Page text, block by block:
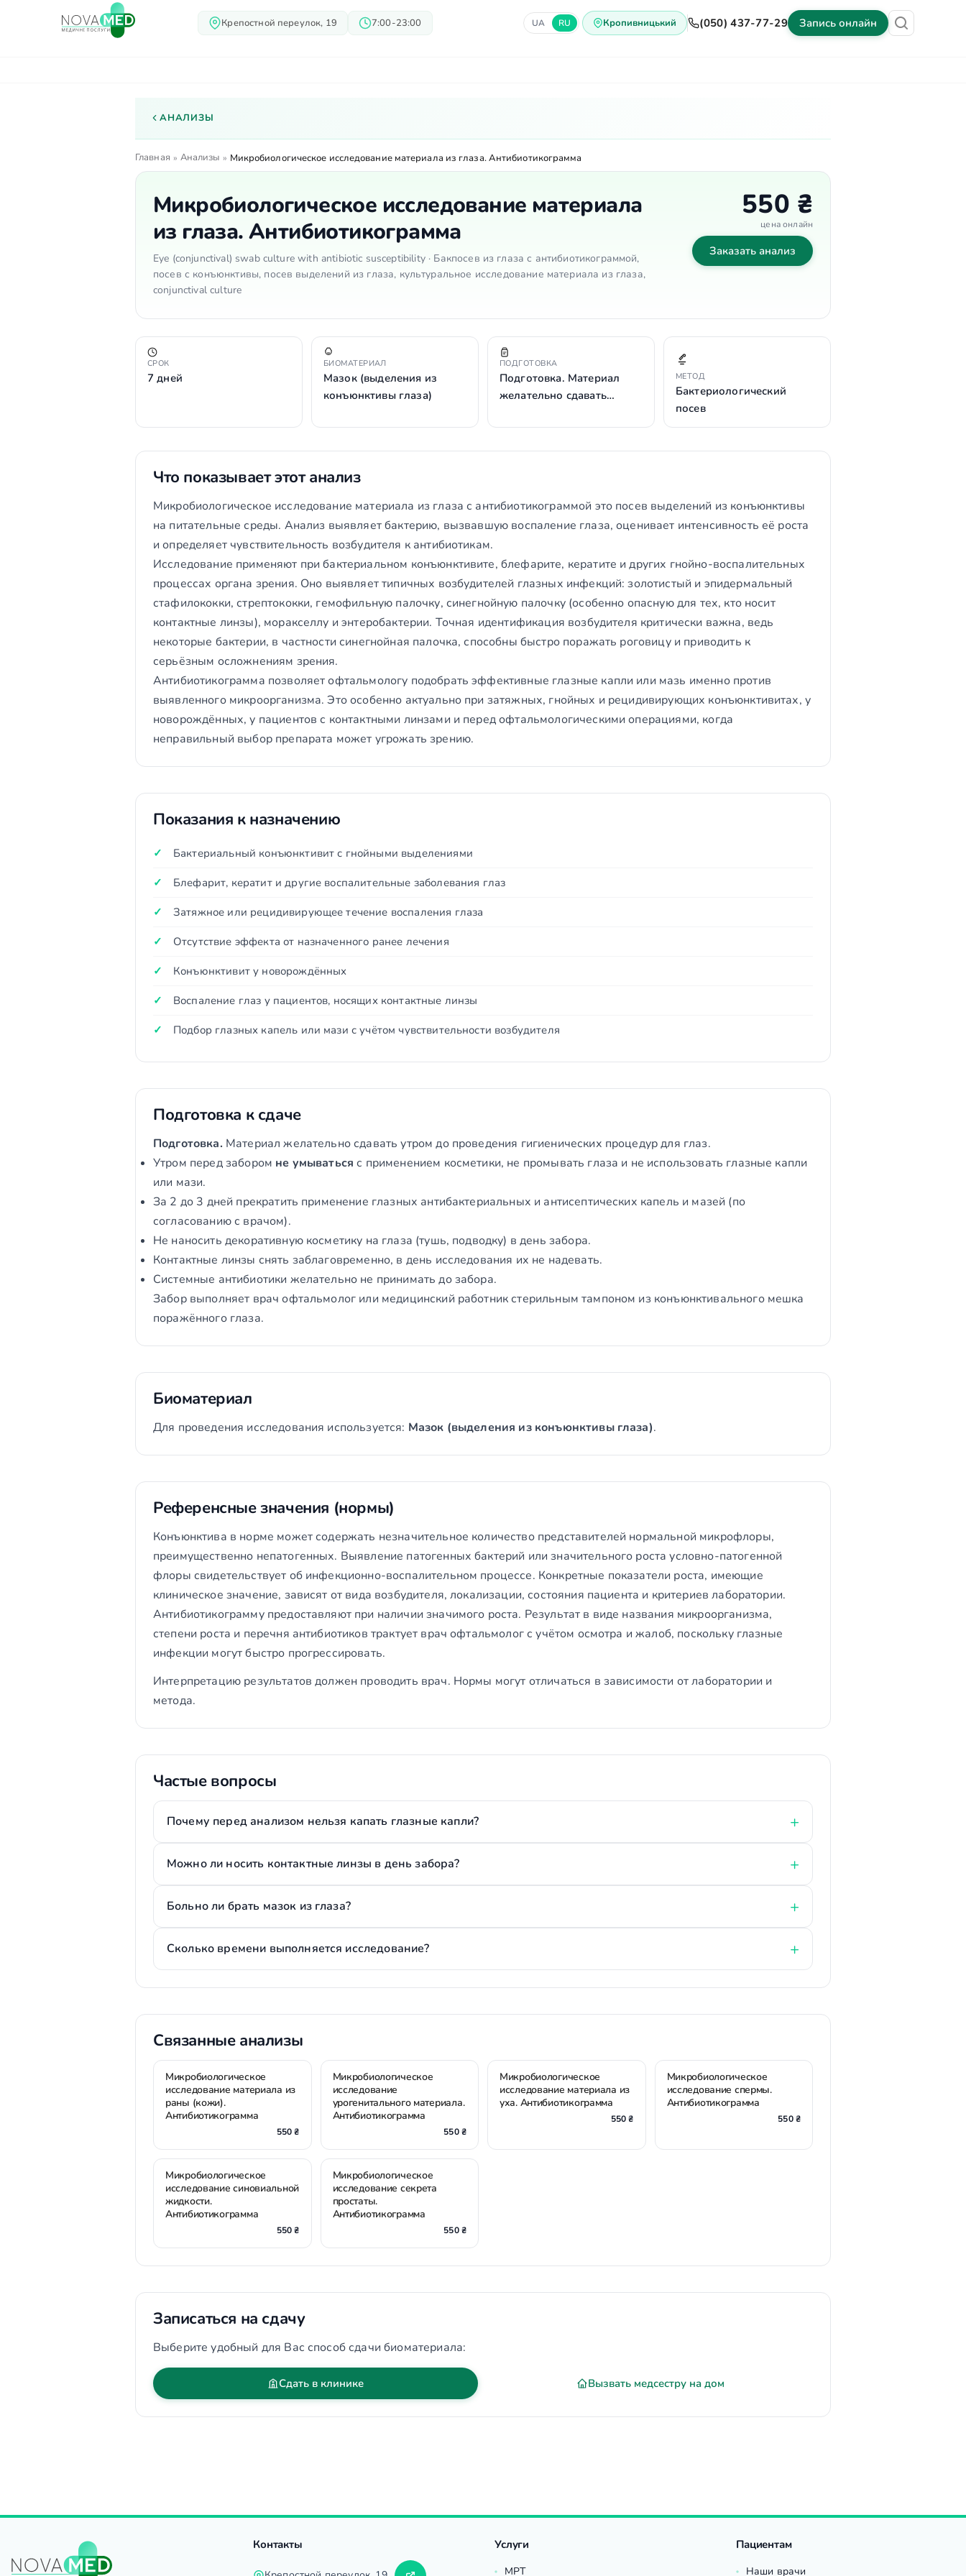
Крепостной переулок, 19 7:00-23:00 UA RU Кропивницький (050) 437-77-29 Запись онлайн
АНАЛИЗЫ
Главная » Анализы » Микробиологическое исследование материала из глаза. Антибиотикограмма
Микробиологическое исследование материала
из глаза. Антибиотикограмма
Eye (conjunctival) swab culture with antibiotic susceptibility · Бакпосев из глаза с антибиотикограммой,
посев с конъюнктивы, посев выделений из глаза, культуральное исследование материала из глаза,
conjunctival culture
550 ₴
цена онлайн
Заказать анализ
СРОК
7 дней
БИОМАТЕРИАЛ
Мазок (выделения из
конъюнктивы глаза)
ПОДГОТОВКА
Подготовка. Материал
желательно сдавать…
МЕТОД
Бактериологический
посев
Что показывает этот анализ
Микробиологическое исследование материала из глаза с антибиотикограммой это посев выделений из конъюнктивы
на питательные среды. Анализ выявляет бактерию, вызвавшую воспаление глаза, оценивает интенсивность её роста
и определяет чувствительность возбудителя к антибиотикам.
Исследование применяют при бактериальном конъюнктивите, блефарите, кератите и других гнойно-воспалительных
процессах органа зрения. Оно выявляет типичных возбудителей глазных инфекций: золотистый и эпидермальный
стафилококки, стрептококки, гемофильную палочку, синегнойную палочку (особенно опасную для тех, кто носит
контактные линзы), моракселлу и энтеробактерии. Точная идентификация возбудителя критически важна, ведь
некоторые бактерии, в частности синегнойная палочка, способны быстро поражать роговицу и приводить к
серьёзным осложнениям зрения.
Антибиотикограмма позволяет офтальмологу подобрать эффективные глазные капли или мазь именно против
выявленного микроорганизма. Это особенно актуально при затяжных, гнойных и рецидивирующих конъюнктивитах, у
новорождённых, у пациентов с контактными линзами и перед офтальмологическими операциями, когда
неправильный выбор препарата может угрожать зрению.
Показания к назначению
Бактериальный конъюнктивит с гнойными выделениями
Блефарит, кератит и другие воспалительные заболевания глаз
Затяжное или рецидивирующее течение воспаления глаза
Отсутствие эффекта от назначенного ранее лечения
Конъюнктивит у новорождённых
Воспаление глаз у пациентов, носящих контактные линзы
Подбор глазных капель или мази с учётом чувствительности возбудителя
Подготовка к сдаче
Подготовка. Материал желательно сдавать утром до проведения гигиенических процедур для глаз.
Утром перед забором не умываться с применением косметики, не промывать глаза и не использовать глазные капли
или мази.
За 2 до 3 дней прекратить применение глазных антибактериальных и антисептических капель и мазей (по
согласованию с врачом).
Не наносить декоративную косметику на глаза (тушь, подводку) в день забора.
Контактные линзы снять заблаговременно, в день исследования их не надевать.
Системные антибиотики желательно не принимать до забора.
Забор выполняет врач офтальмолог или медицинский работник стерильным тампоном из конъюнктивального мешка
поражённого глаза.
Биоматериал
Для проведения исследования используется: Мазок (выделения из конъюнктивы глаза).
Референсные значения (нормы)
Конъюнктива в норме может содержать незначительное количество представителей нормальной микрофлоры,
преимущественно непатогенных. Выявление патогенных бактерий или значительного роста условно-патогенной
флоры свидетельствует об инфекционно-воспалительном процессе. Конкретные показатели роста, имеющие
клиническое значение, зависят от вида возбудителя, локализации, состояния пациента и критериев лаборатории.
Антибиотикограмму предоставляют при наличии значимого роста. Результат в виде названия микроорганизма,
степени роста и перечня антибиотиков трактует врач офтальмолог с учётом осмотра и жалоб, поскольку глазные
инфекции могут быстро прогрессировать.
Интерпретацию результатов должен проводить врач. Нормы могут отличаться в зависимости от лаборатории и
метода.
Частые вопросы
Почему перед анализом нельзя капать глазные капли?
Можно ли носить контактные линзы в день забора?
Больно ли брать мазок из глаза?
Сколько времени выполняется исследование?
Связанные анализы
Микробиологическое
исследование материала из
раны (кожи).
Антибиотикограмма
550 ₴
Микробиологическое
исследование
урогенитального материала.
Антибиотикограмма
550 ₴
Микробиологическое
исследование материала из
уха. Антибиотикограмма
550 ₴
Микробиологическое
исследование спермы.
Антибиотикограмма
550 ₴
Микробиологическое
исследование синовиальной
жидкости.
Антибиотикограмма
550 ₴
Микробиологическое
исследование секрета
простаты.
Антибиотикограмма
550 ₴
Записаться на сдачу
Выберите удобный для Вас способ сдачи биоматериала:
Сдать в клинике Вызвать медсестру на дом
Контакты Услуги
МРТ
Пациентам
Наши врачи